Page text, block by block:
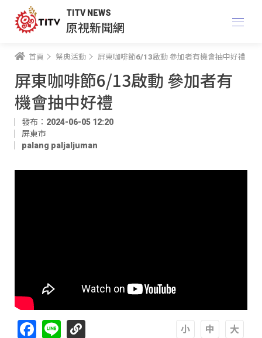
TITV NEWS
原視新聞網
首頁 祭典活動 屏東咖啡節6/13啟動 參加者有機會抽中好禮
屏東咖啡節6/13啟動 參加者有
機會抽中好禮
發布：2024-06-05 12:20
屏東市
palang paljaljuman
Facebook
Line